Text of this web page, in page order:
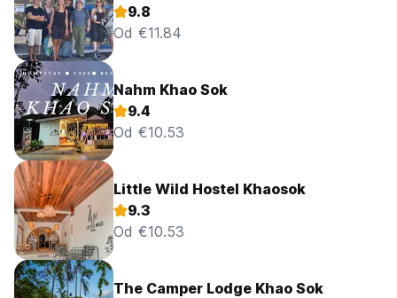
9.8
Od €11.84
Nahm Khao Sok
9.4
Od €10.53
Little Wild Hostel Khaosok
9.3
Od €10.53
The Camper Lodge Khao Sok